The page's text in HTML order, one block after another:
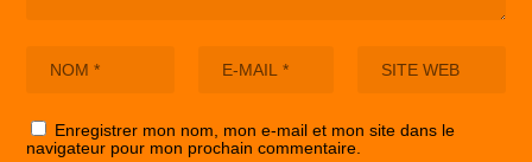
Enregistrer mon nom, mon e-mail et mon site dans le
navigateur pour mon prochain commentaire.